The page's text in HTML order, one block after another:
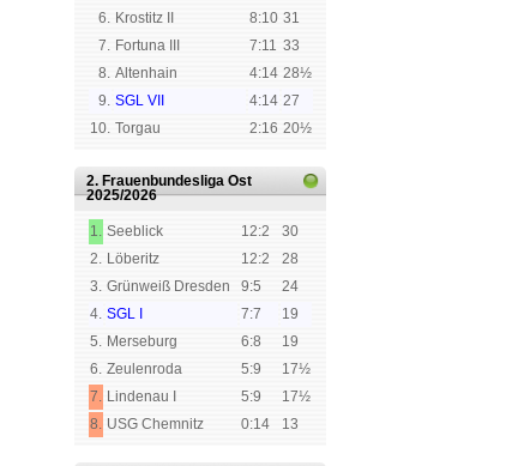
6. Krostitz II 8:10 31
7. Fortuna III 7:11 33
8. Altenhain 4:14 28½
9. SGL VII 4:14 27
10. Torgau 2:16 20½
2. Frauenbundesliga Ost
2025/2026
1. Seeblick 12:2
30
2. Löberitz 12:2
28
3. Grünweiß Dresden 9:5
24
4. SGL I 7:7
19
5. Merseburg 6:8
19
6. Zeulenroda 5:9
17½
7. Lindenau I 5:9
17½
8. USG Chemnitz 0:14 13